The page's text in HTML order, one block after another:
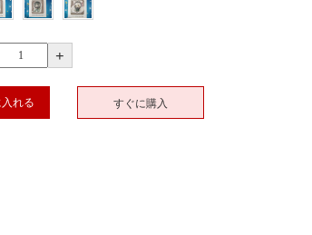
+
れる すぐに購入